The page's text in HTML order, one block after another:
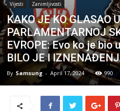
Vijesti Zanimljivosti
KAKO JE KO GLASAO U
PARLAMENTARNOJ
EVROPE: Evo ko je bio
BILO JE I
By Samsung - April 17, 2024 990